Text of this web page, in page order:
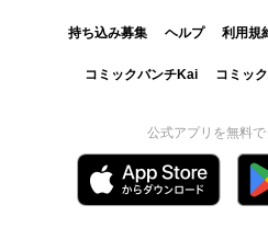
持ち込み募集 ヘルプ 利用規
コミックバンチKai コミッ
公式アプリを無料